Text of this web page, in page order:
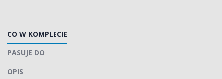
CO W KOMPLECIE
PASUJE DO
OPIS